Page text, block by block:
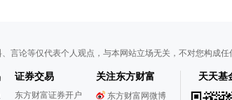
言论等仅代表个人观点，与本网站立场无关，不对您构成
证券交易
东方财富证券开户
关注东方财富
东方财富网微博
天天基